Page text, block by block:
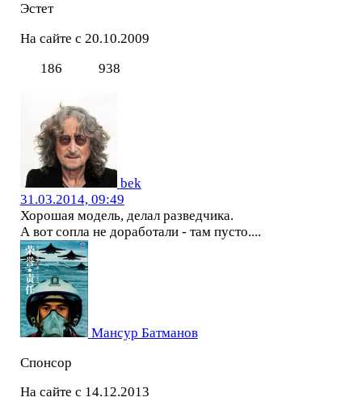
Эстет
На сайте с 20.10.2009
186
938
bek
31.03.2014, 09:49
Хорошая модель, делал разведчика.
А вот сопла не доработали - там пусто....
Мансур Батманов
Спонсор
На сайте с 14.12.2013